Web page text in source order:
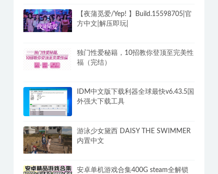
【夜蒲觅爱/Yep! 】Build.15598705|官
方中文|解压即玩|
独门性爱秘籍，10招教你登顶至完美性
福（完结）
IDM中文版下载利器全球最快v6.43.5国
外强大下载工具
游泳少女黛西 DAISY THE SWIMMER
内置中文
安卓单机游戏合集400G steam全解锁